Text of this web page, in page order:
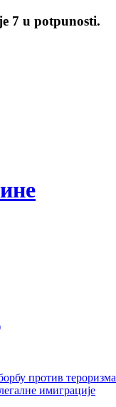
7 u potpunosti.
против тероризма
имиграције